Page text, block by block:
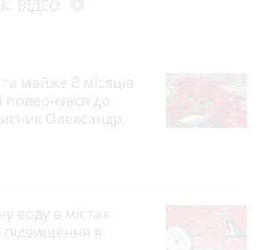
ВІДЕО
майже 8 місяців
повернувся до
Олександр
воду в містах
підвищення в